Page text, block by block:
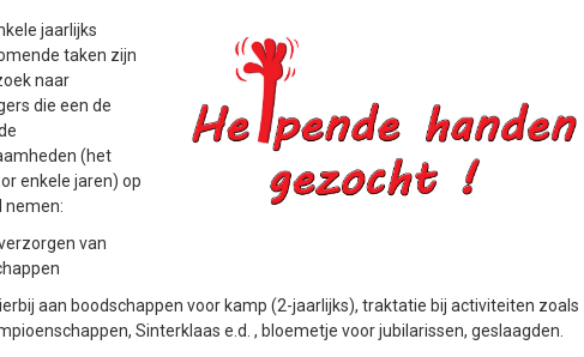
jaarlijks
taken zijn
naar
die een de
(het
enkele jaren) op
nemen:
van
aan boodschappen voor kamp (2-jaarlijks), traktatie bij activiteiten zoals
Sinterklaas e.d. , bloemetje voor jubilarissen, geslaagden.